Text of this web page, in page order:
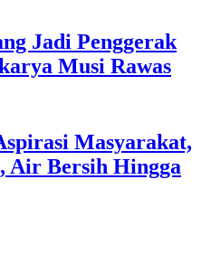
Jadi Penggerak
Musi Rawas
Masyarakat,
Air Bersih Hingga